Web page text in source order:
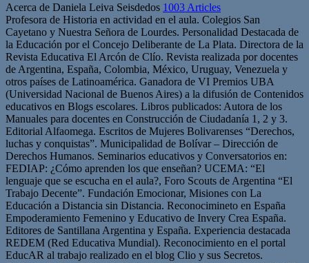
Acerca de Daniela Leiva Seisdedos 1003 Articles
Profesora de Historia en actividad en el aula. Colegios San
Cayetano y Nuestra Señora de Lourdes. Personalidad Destacada de
la Educación por el Concejo Deliberante de La Plata. Directora de la
Revista Educativa El Arcón de Clío. Revista realizada por docentes
de Argentina, España, Colombia, México, Uruguay, Venezuela y
otros países de Latinoamérica. Ganadora de VI Premios UBA
(Universidad Nacional de Buenos Aires) a la difusión de Contenidos
educativos en Blogs escolares. Libros publicados: Autora de los
Manuales para docentes en Construcción de Ciudadanía 1, 2 y 3.
Editorial Alfaomega. Escritos de Mujeres Bolivarenses “Derechos,
luchas y conquistas”. Municipalidad de Bolívar – Dirección de
Derechos Humanos. Seminarios educativos y Conversatorios en:
FEDIAP: ¿Cómo aprenden los que enseñan? UCEMA: “El
lenguaje que se escucha en el aula?, Foro Scouts de Argentina “El
Trabajo Decente”. Fundación Emocionar, Misiones con La
Educación a Distancia sin Distancia. Reconocimineto en España
Empoderamiento Femenino y Educativo de Invery Crea España.
Editores de Santillana Argentina y España. Experiencia destacada
REDEM (Red Educativa Mundial). Reconocimiento en el portal
EducAR al trabajo realizado en el blog Clio y sus Secretos.